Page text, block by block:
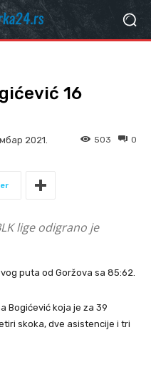
16
2021. 0
503
lige odigrano je
puta od Goržova sa 85:62.
Bogićević koja je za 39
skoka, dve asistencije i tri